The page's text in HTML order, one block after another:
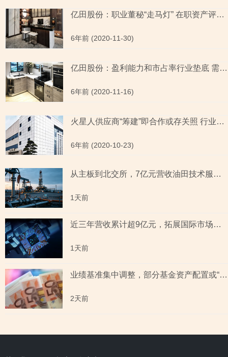
亿田股份：职业董秘“走马灯” 在职资产评估师“被离职”未签字
6年前 (2020-11-30)
亿田股份：盈利能力和市占率行业垫底 需求萎缩逆势扩张“放卫星”
6年前 (2020-11-16)
火星人供应商“筹建”即合作或存关照 行业竞争加剧市占率不足一成
6年前 (2020-10-23)
从主板到北交所，7亿元营收油田技术服务商两次撤单，募投项目必要性与核心技术竞争力遭“拷问”
1天前
近三年营收累计超9亿元，拓展国际市场背后外销收入合计六百余万元，辅导期间参与高校牵头的重点研发项目，大客户股东或与该高校人员“同名”
1天前
业绩基准集中调整，部分基金资产配置或“偏离”基准，最近一年末基金经理自持份额回落
2天前